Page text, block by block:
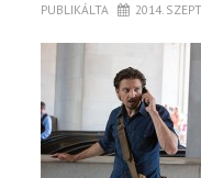
PUBLIKÁLTA 2014.